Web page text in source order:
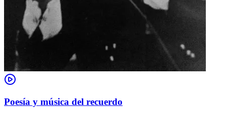
Poesía y música del recuerdo